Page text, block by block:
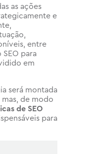
as ações
e
entre
SEO para
em
será montada
de modo
de SEO
para